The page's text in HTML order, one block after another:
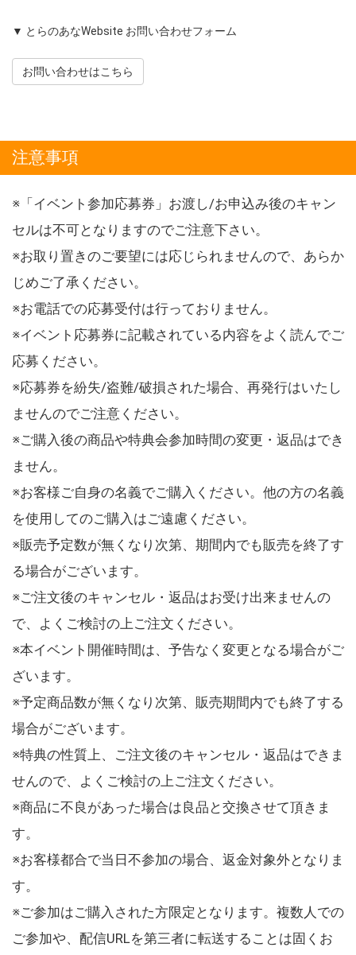
▼ とらのあなWebsite お問い合わせフォーム
お問い合わせはこちら
注意事項
※「イベント参加応募券」お渡し/お申込み後のキャン
セルは不可となりますのでご注意下さい。
※お取り置きのご要望には応じられませんので、あらか
じめご了承ください。
※お電話での応募受付は行っておりません。
※イベント応募券に記載されている内容をよく読んでご
応募ください。
※応募券を紛失/盗難/破損された場合、再発行はいたし
ませんのでご注意ください。
※ご購入後の商品や特典会参加時間の変更・返品はでき
ません。
※お客様ご自身の名義でご購入ください。他の方の名義
を使用してのご購入はご遠慮ください。
※販売予定数が無くなり次第、期間内でも販売を終了す
る場合がございます。
※ご注文後のキャンセル・返品はお受け出来ませんの
で、よくご検討の上ご注文ください。
※本イベント開催時間は、予告なく変更となる場合がご
ざいます。
※予定商品数が無くなり次第、販売期間内でも終了する
場合がございます。
※特典の性質上、ご注文後のキャンセル・返品はできま
せんので、よくご検討の上ご注文ください。
※商品に不良があった場合は良品と交換させて頂きま
す。
※お客様都合で当日不参加の場合、返金対象外となりま
す。
※ご参加はご購入された方限定となります。複数人での
ご参加や、配信URLを第三者に転送することは固くお